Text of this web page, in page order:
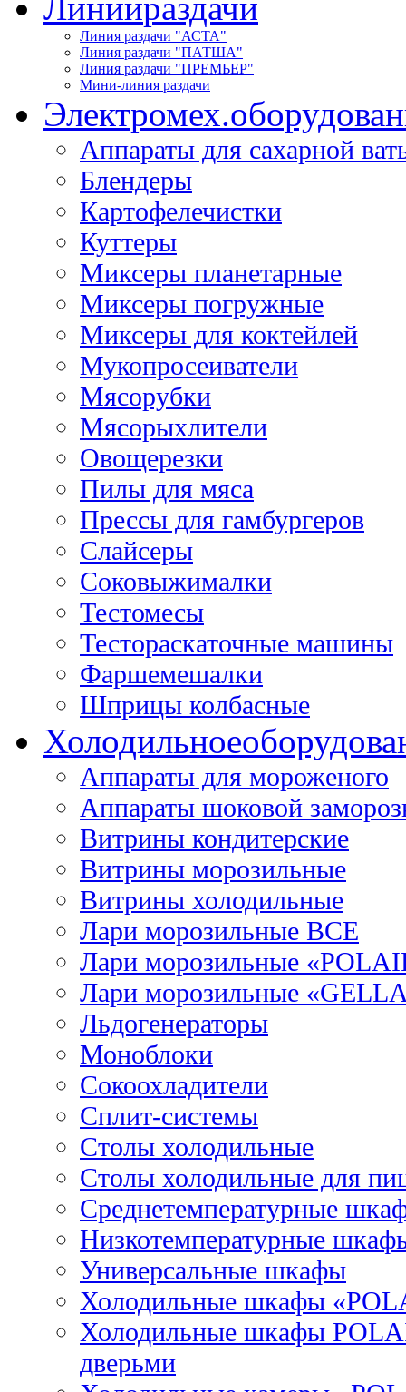
Линия раздачи "АСТА"
Линия раздачи "ПАТША"
Линия раздачи "ПРЕМЬЕР"
Мини-линия раздачи
Электромех.
Аппараты для сахарной
Блендеры
Картофелечистки
Куттеры
Миксеры планетарные
Миксеры погружные
Миксеры для коктейлей
Мукопросеиватели
Мясорубки
Мясорыхлители
Овощерезки
Пилы для мяса
Прессы для гамбургеров
Слайсеры
Соковыжималки
Тестомесы
Тестораскаточные машины
Фаршемешалки
Шприцы колбасные
Холодильное
Аппараты для мороженого
Аппараты шоковой
Витрины кондитерские
Витрины морозильные
Витрины холодильные
Лари морозильные ВСЕ
Лари морозильные
Лари морозильные
Льдогенераторы
Моноблоки
Сокоохладители
Сплит-системы
Столы холодильные
Столы холодильные для
Среднетемпературные
Низкотемпературные
Универсальные шкафы
Холодильные шкафы
Холодильные шкафы
дверьми